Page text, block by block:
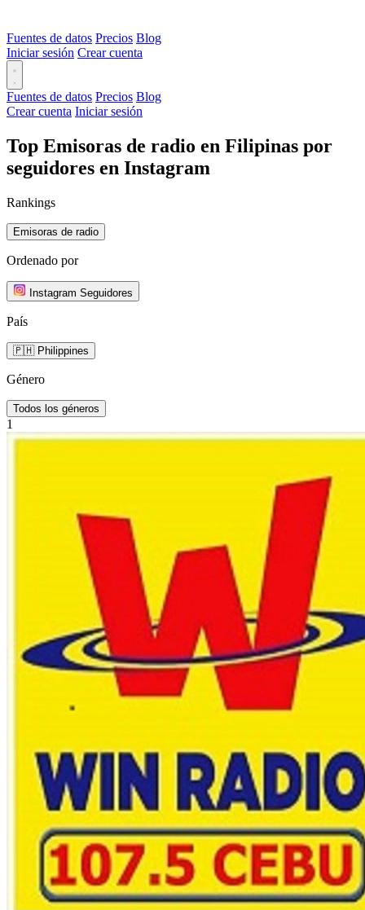
Fuentes de datos Precios Blog
Iniciar sesión Crear cuenta
Fuentes de datos Precios Blog
Crear cuenta Iniciar sesión
Top Emisoras de radio en Filipinas por
seguidores en Instagram
Rankings
Emisoras de radio
Ordenado por
Instagram Seguidores
País
🇵🇭 Philippines
Género
Todos los géneros
1